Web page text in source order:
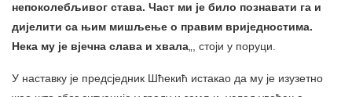
непоколебљивог става. Част ми је било познавати га и
дијелити са њим мишљење о правим вриједностима.
Нека му је вјечна слава и хвала„, стоји у поруци.
У наставку је предсједник Шћекић истакао да му је изузетно